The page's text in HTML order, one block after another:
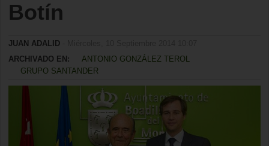
Botín
JUAN ADALID
ARCHIVADO EN:
ANTONIO GONZÁLEZ TEROL
GRUPO SANTANDER